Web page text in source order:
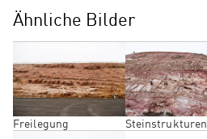
Ähnliche Bilder
Freilegung Steinstrukturen